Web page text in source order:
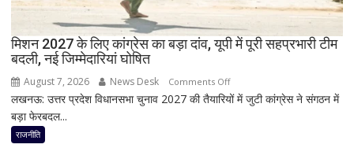
से
दिया
इस्तीफा
मिशन 2027 के लिए कांग्रेस का बड़ा दांव, यूपी में पूरी सहप्रभारी टीम
बदली, नई जिम्मेदारियां घोषित
August 7, 2026 News Desk Comments Offon
मिशन
लखनऊ: उत्तर प्रदेश विधानसभा चुनाव 2027 की तैयारियों में जुटी कांग्रेस ने संगठन में
बड़ा फेरबदल...
राजनीति